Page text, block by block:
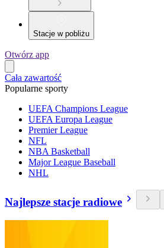
Stacje w pobliżu
Otwórz app
Cała zawartość
Popularne sporty
UEFA Champions League
UEFA Europa League
Premier League
NFL
NBA Basketball
Major League Baseball
NHL
Najlepsze stacje radiowe